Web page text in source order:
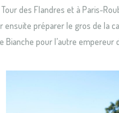
des Flandres et à Paris-
ensuite préparer le gros de la
pour l’autre empereur